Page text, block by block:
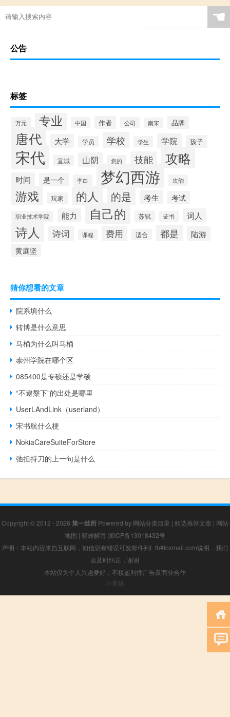
☚
公告
标签
万元 专业 中国 作者 公司 南宋 品牌
唐代 大学 学员 学校 学生 学院 孩子
宋代 宣城 山阴 您的 技能 攻略
时间 是一个 李白 梦幻西游 次韵
游戏 玩家 的人 的是 考生 考试
职业技术学院 能力 自己的 苏轼 证书 词人
诗人 诗词 课程 费用 适合 都是 陆游
黄庭坚
猜你想看的文章
院系填什么
转博是什么意思
马桶为什么叫马桶
泰州学院在哪个区
085400是专硕还是学硕
“不逮槃下”的出处是哪里
UserLAndLink（userland）
宋书航什么梗
NokiaCareSuiteForStore
弛担持刀的上一句是什么
Copyright © 2012 - 2026 第一丝所 Powered by 网站分类目录 | 精选推荐文章 | 网站
地图 | 疑难解答 浙ICP备13018432号
声明：本站内容来自互联网，如信息有错误可发邮件到f_fb#foxmail.com说明，我们
会及时纠正，谢谢
本站仅为个人兴趣爱好，不接盈利性广告及商业合作
小男孩